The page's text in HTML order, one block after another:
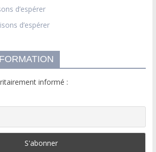
d’espérer
d’espérer
informé :